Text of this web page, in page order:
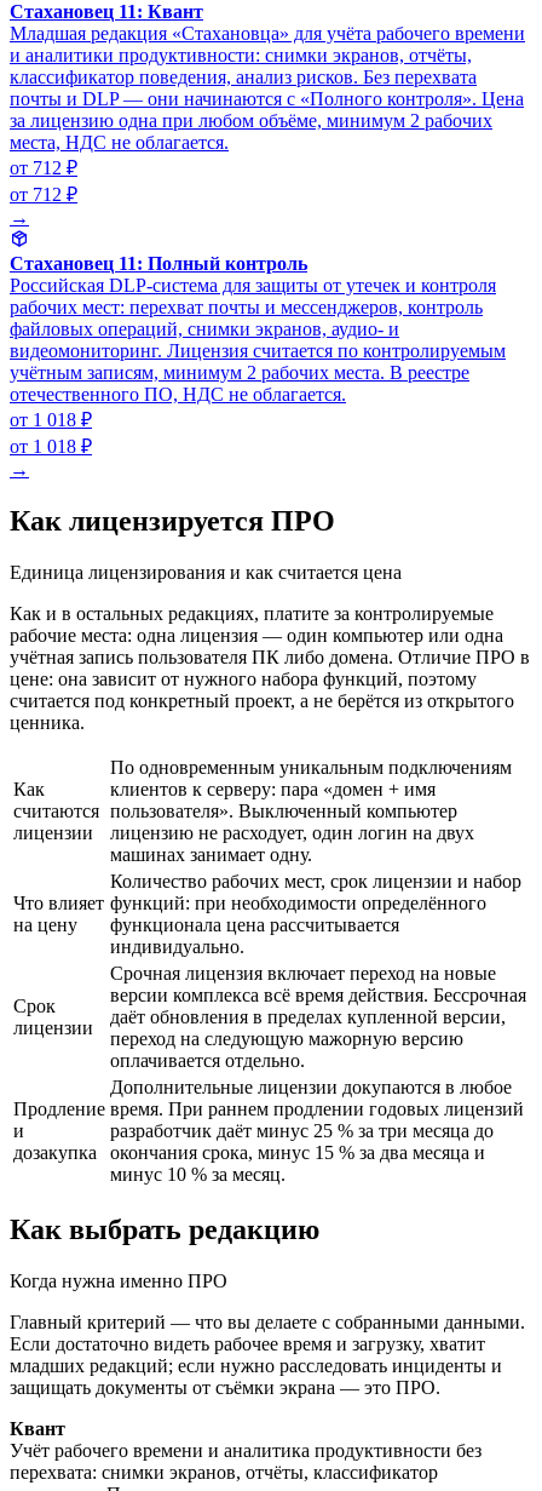
Стахановец 11: Квант
Младшая редакция «Стахановца» для учёта рабочего времени
и аналитики продуктивности: снимки экранов, отчёты,
классификатор поведения, анализ рисков. Без перехвата
почты и DLP — они начинаются с «Полного контроля». Цена
за лицензию одна при любом объёме, минимум 2 рабочих
места, НДС не облагается.
от 712 ₽
от 712 ₽
→
Стахановец 11: Полный контроль
Российская DLP-система для защиты от утечек и контроля
рабочих мест: перехват почты и мессенджеров, контроль
файловых операций, снимки экранов, аудио- и
видеомониторинг. Лицензия считается по контролируемым
учётным записям, минимум 2 рабочих места. В реестре
отечественного ПО, НДС не облагается.
от 1 018 ₽
от 1 018 ₽
→
Как лицензируется ПРО
Единица лицензирования и как считается цена
Как и в остальных редакциях, платите за контролируемые
рабочие места: одна лицензия — один компьютер или одна
учётная запись пользователя ПК либо домена. Отличие ПРО в
цене: она зависит от нужного набора функций, поэтому
считается под конкретный проект, а не берётся из открытого
ценника.
Как
считаются
лицензии
По одновременным уникальным подключениям
клиентов к серверу: пара «домен + имя
пользователя». Выключенный компьютер
лицензию не расходует, один логин на двух
машинах занимает одну.
Что влияет
на цену
Количество рабочих мест, срок лицензии и набор
функций: при необходимости определённого
функционала цена рассчитывается
индивидуально.
Срок
лицензии
Срочная лицензия включает переход на новые
версии комплекса всё время действия. Бессрочная
даёт обновления в пределах купленной версии,
переход на следующую мажорную версию
оплачивается отдельно.
Продление
и
дозакупка
Дополнительные лицензии докупаются в любое
время. При раннем продлении годовых лицензий
разработчик даёт минус 25 % за три месяца до
окончания срока, минус 15 % за два месяца и
минус 10 % за месяц.
Как выбрать редакцию
Когда нужна именно ПРО
Главный критерий — что вы делаете с собранными данными.
Если достаточно видеть рабочее время и загрузку, хватит
младших редакций; если нужно расследовать инциденты и
защищать документы от съёмки экрана — это ПРО.
Квант
Учёт рабочего времени и аналитика продуктивности без
перехвата: снимки экранов, отчёты, классификатор